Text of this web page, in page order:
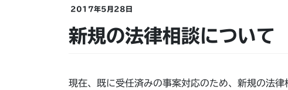
2017年5月28日
新規の法律相談について
現在、既に受任済みの事案対応のため、新規の法